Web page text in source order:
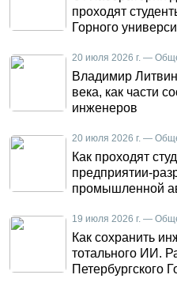
проходят
Горного
20 июля 2026 г. —
Владимир
века, как части
инженеров
20 июля 2026 г. —
Как проходят
предприятии-
промышленной
19 июля 2026 г. —
Как сохранить
тотального ИИ.
Петербургского